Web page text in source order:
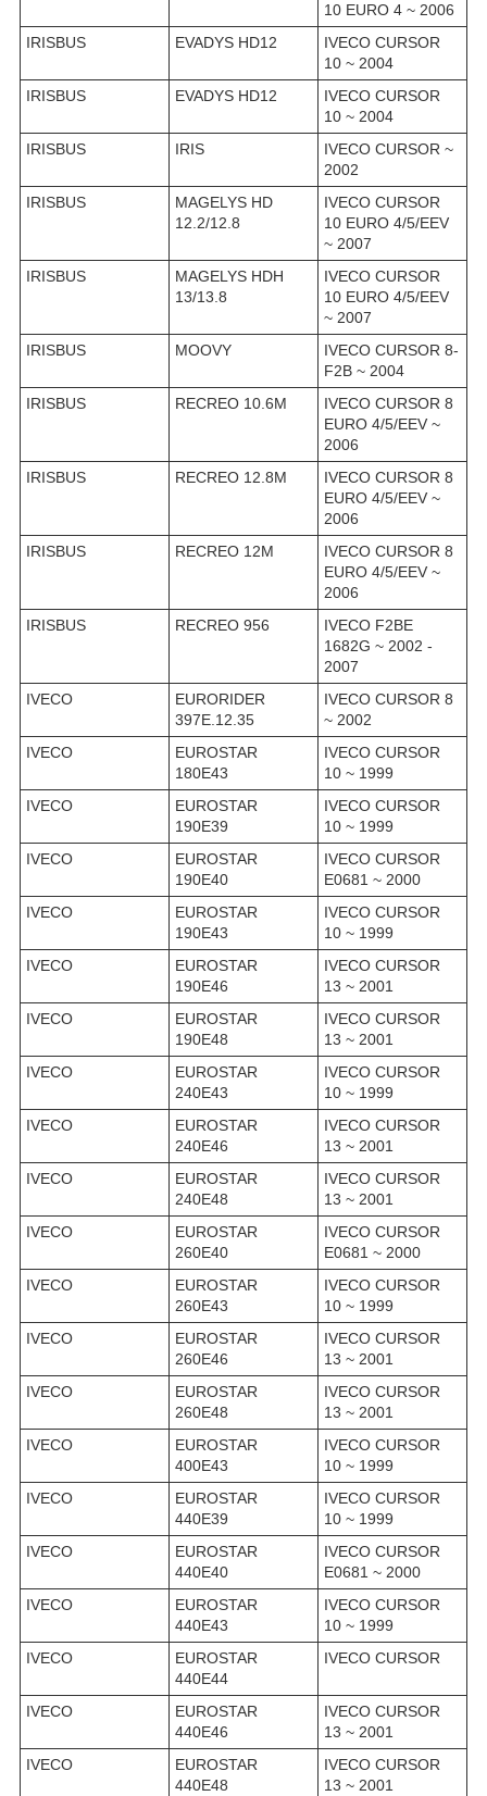
10 EURO 4 ~ 2006
IRISBUS
EVADYS HD12
IVECO CURSOR
10 ~ 2004
IRISBUS
EVADYS HD12
IVECO CURSOR
10 ~ 2004
IRISBUS
IRIS
IVECO CURSOR ~
2002
IRISBUS
MAGELYS HD
12.2/12.8
IVECO CURSOR
10 EURO 4/5/EEV
~ 2007
IRISBUS
MAGELYS HDH
13/13.8
IVECO CURSOR
10 EURO 4/5/EEV
~ 2007
IRISBUS
MOOVY
IVECO CURSOR 8-
F2B ~ 2004
IRISBUS
RECREO 10.6M
IVECO CURSOR 8
EURO 4/5/EEV ~
2006
IRISBUS
RECREO 12.8M
IVECO CURSOR 8
EURO 4/5/EEV ~
2006
IRISBUS
RECREO 12M
IVECO CURSOR 8
EURO 4/5/EEV ~
2006
IRISBUS
RECREO 956
IVECO F2BE
1682G ~ 2002 -
2007
IVECO
EURORIDER
397E.12.35
IVECO CURSOR 8
~ 2002
IVECO
EUROSTAR
180E43
IVECO CURSOR
10 ~ 1999
IVECO
EUROSTAR
190E39
IVECO CURSOR
10 ~ 1999
IVECO
EUROSTAR
190E40
IVECO CURSOR
E0681 ~ 2000
IVECO
EUROSTAR
190E43
IVECO CURSOR
10 ~ 1999
IVECO
EUROSTAR
190E46
IVECO CURSOR
13 ~ 2001
IVECO
EUROSTAR
190E48
IVECO CURSOR
13 ~ 2001
IVECO
EUROSTAR
240E43
IVECO CURSOR
10 ~ 1999
IVECO
EUROSTAR
240E46
IVECO CURSOR
13 ~ 2001
IVECO
EUROSTAR
240E48
IVECO CURSOR
13 ~ 2001
IVECO
EUROSTAR
260E40
IVECO CURSOR
E0681 ~ 2000
IVECO
EUROSTAR
260E43
IVECO CURSOR
10 ~ 1999
IVECO
EUROSTAR
260E46
IVECO CURSOR
13 ~ 2001
IVECO
EUROSTAR
260E48
IVECO CURSOR
13 ~ 2001
IVECO
EUROSTAR
400E43
IVECO CURSOR
10 ~ 1999
IVECO
EUROSTAR
440E39
IVECO CURSOR
10 ~ 1999
IVECO
EUROSTAR
440E40
IVECO CURSOR
E0681 ~ 2000
IVECO
EUROSTAR
440E43
IVECO CURSOR
10 ~ 1999
IVECO
EUROSTAR
440E44
IVECO CURSOR
IVECO
EUROSTAR
440E46
IVECO CURSOR
13 ~ 2001
IVECO
EUROSTAR
440E48
IVECO CURSOR
13 ~ 2001